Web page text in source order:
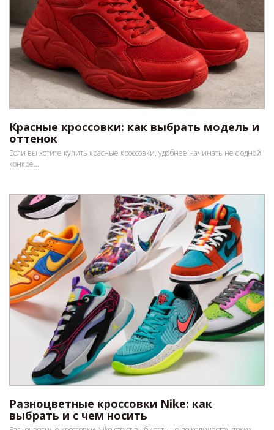
Красные кроссовки: как выбрать модель и
оттенок
Если вы хотите купить красные кроссовки, удобнее начинать не с одной
конкре...
Разноцветные кроссовки Nike: как
выбрать и с чем носить